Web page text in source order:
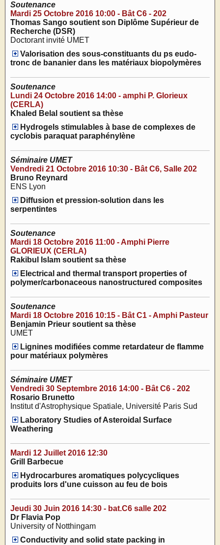
Soutenance
Mardi 25 Octobre 2016 10:00 - Bât C6 - 202
Thomas Sango soutient son Diplôme Supérieur de
Recherche (DSR)
Doctorant invité UMET
Valorisation des sous-constituants du ps eudo-
tronc de bananier dans les matériaux biopolymères
Soutenance
Lundi 24 Octobre 2016 14:00 - amphi P. Glorieux
(CERLA)
Khaled Belal soutient sa thèse
Hydrogels stimulables à base de complexes de
cyclobis paraquat paraphénylène
Séminaire UMET
Vendredi 21 Octobre 2016 10:30 - Bât C6, Salle 202
Bruno Reynard
ENS Lyon
Diffusion et pression-solution dans les
serpentintes
Soutenance
Mardi 18 Octobre 2016 11:00 - Amphi Pierre
GLORIEUX (CERLA)
Rakibul Islam soutient sa thèse
Electrical and thermal transport properties of
polymer/carbonaceous nanostructured composites
Soutenance
Mardi 18 Octobre 2016 10:15 - Bât C1 - Amphi Pasteur
Benjamin Prieur soutient sa thèse
UMET
Lignines modifiées comme retardateur de flamme
pour matériaux polymères
Séminaire UMET
Vendredi 30 Septembre 2016 14:00 - Bât C6 - 202
Rosario Brunetto
Institut d'Astrophysique Spatiale, Université Paris Sud
Laboratory Studies of Asteroidal Surface
Weathering
Mardi 12 Juillet 2016 12:30
Grill Barbecue
Hydrocarbures aromatiques polycycliques
produits lors d'une cuisson au feu de bois
Jeudi 30 Juin 2016 14:30 - bat.C6 salle 202
Dr Flavia Pop
University of Notthingam
Conductivity and solid state packing in